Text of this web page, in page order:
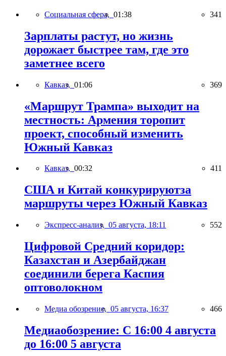
Социальная сфера, 01:38 341
Зарплаты растут, но жизнь
дорожает быстрее там, где это
заметнее всего
Кавказ, 01:06 369
«Маршрут Трампа» выходит на
местность: Армения торопит
проект, способный изменить
Южный Кавказ
Кавказ, 00:32 411
США и Китай конкурируютза
маршруты через Южный Кавказ
Экспресс-анализ, 05 августа, 18:11 552
Цифровой Средний коридор:
Казахстан и Азербайджан
соединили берега Каспия
оптоволокном
Медиа обозрение, 05 августа, 16:37 466
Медиаобозрение: С 16:00 4 августа
до 16:00 5 августа